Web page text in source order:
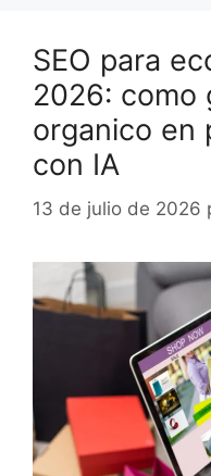
SEO para
2026: como
organico en
con IA
13 de julio de 2026